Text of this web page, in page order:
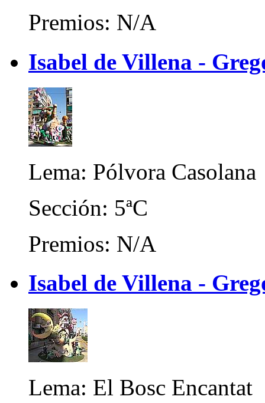
Premios: N/A
Isabel de Villena -
Lema: Pólvora Casolana
Sección: 5ªC
Premios: N/A
Isabel de Villena -
Lema: El Bosc Encantat